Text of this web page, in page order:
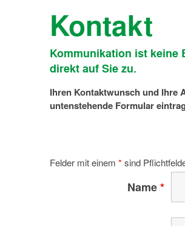
Kon­takt
Kommunikation ist keine
direkt auf Sie zu.
Ihren Kontaktwunsch und Ihre
untenstehende Formular
Felder mit einem * sind
Name*